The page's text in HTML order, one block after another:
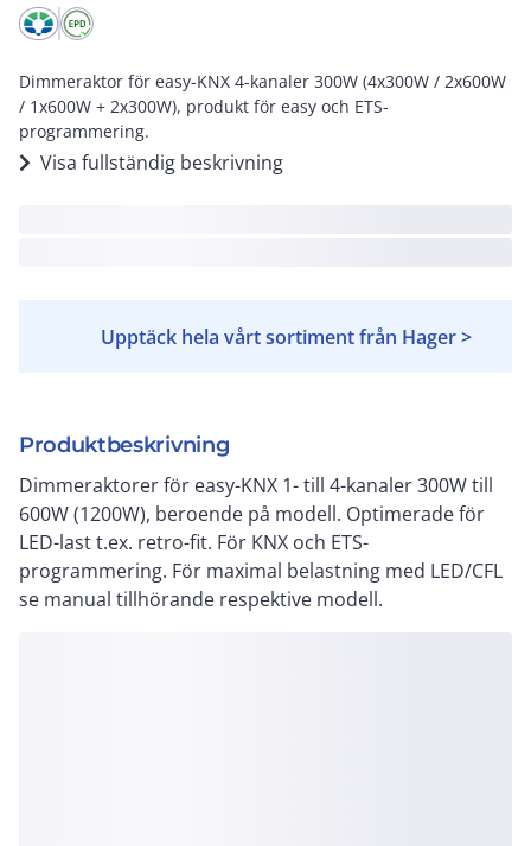
Dimmeraktor för easy-KNX 4-kanaler 300W (4x300W / 2x600W
/ 1x600W + 2x300W), produkt för easy och ETS-
programmering.
Visa fullständig beskrivning
Upptäck hela vårt sortiment från Hager >
Produktbeskrivning
Dimmeraktorer för easy-KNX 1- till 4-kanaler 300W till
600W (1200W), beroende på modell. Optimerade för
LED-last t.ex. retro-fit. För KNX och ETS-
programmering. För maximal belastning med LED/CFL
se manual tillhörande respektive modell.